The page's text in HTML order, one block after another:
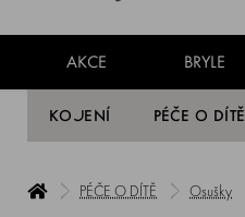
AKCE BRYLE
KOJENÍ PÉČE O DÍTĚ
PÉČE O DÍTĚ Osušky